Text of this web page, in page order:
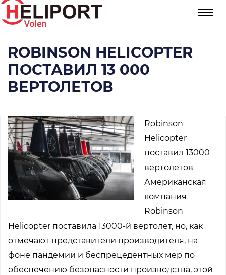
ROBINSON HELICOPTER
ПОСТАВИЛ 13 000
ВЕРТОЛЕТОВ
Robinson
Helicopter
поставил 13000
вертолетов
Американская
компания
Robinson
Helicopter поставила 13000-й вертолет, но, как
отмечают представители производителя, на
фоне пандемии и беспрецедентных мер по
обеспечению безопасности производства, этой